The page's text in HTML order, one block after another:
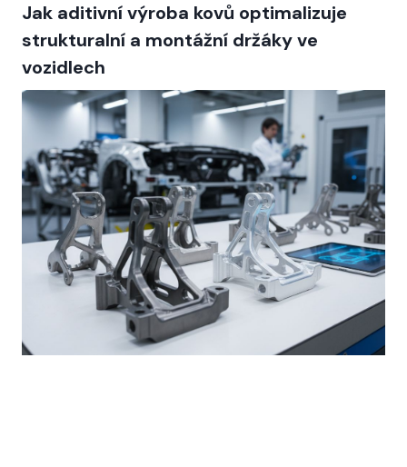
Jak aditivní výroba kovů optimalizuje
strukturalní a montážní držáky ve
vozidlech